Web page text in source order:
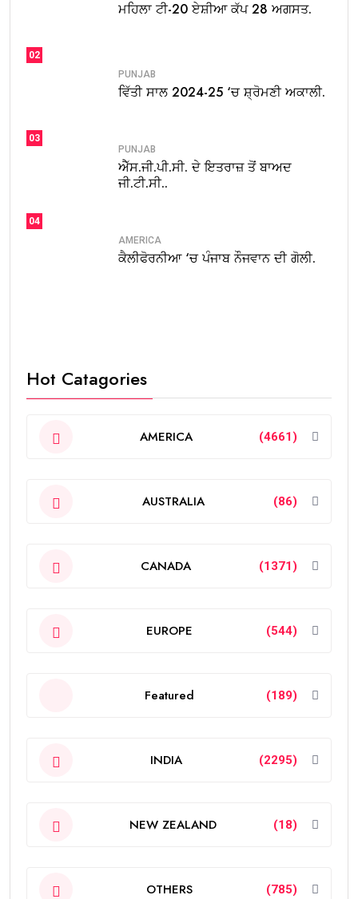
ਮਹਿਲਾ ਟੀ-20 ਏਸ਼ੀਆ ਕੱਪ 28 ਅਗਸਤ.
02
PUNJAB
ਵਿੱਤੀ ਸਾਲ 2024-25 ‘ਚ ਸ਼੍ਰੋਮਣੀ ਅਕਾਲੀ.
03
PUNJAB
ਐੱਸ.ਜੀ.ਪੀ.ਸੀ. ਦੇ ਇਤਰਾਜ਼ ਤੋਂ ਬਾਅਦ
ਜੀ.ਟੀ.ਸੀ..
04
AMERICA
ਕੈਲੀਫੋਰਨੀਆ ‘ਚ ਪੰਜਾਬ ਨੌਜਵਾਨ ਦੀ ਗੋਲੀ.
Hot Catagories
AMERICA (4661)
AUSTRALIA (86)
CANADA (1371)
EUROPE (544)
Featured (189)
INDIA (2295)
NEW ZEALAND (18)
OTHERS (785)